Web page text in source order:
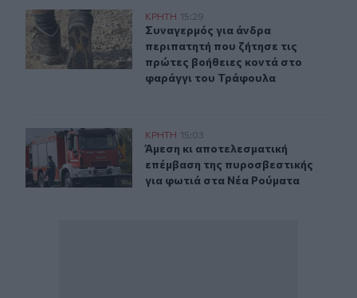
Συναγερμός για άνδρα περιπατητή που ζήτησε τις
ΚΡΗΤΗ 15:29
Συναγερμός για άνδρα
Συναγερμός για άνδρα
περιπατητή που ζήτησε τις
πρώτες βοήθειες κοντά στο
φαράγγι του Τράφουλα
Άμεση κι αποτελεσματική επέμβαση της
ΚΡΗΤΗ 15:03
Άμεση κι αποτελεσματική
Άμεση κι αποτελεσματική
επέμβαση της πυροσβεστικής
για φωτιά στα Νέα Ρούματα